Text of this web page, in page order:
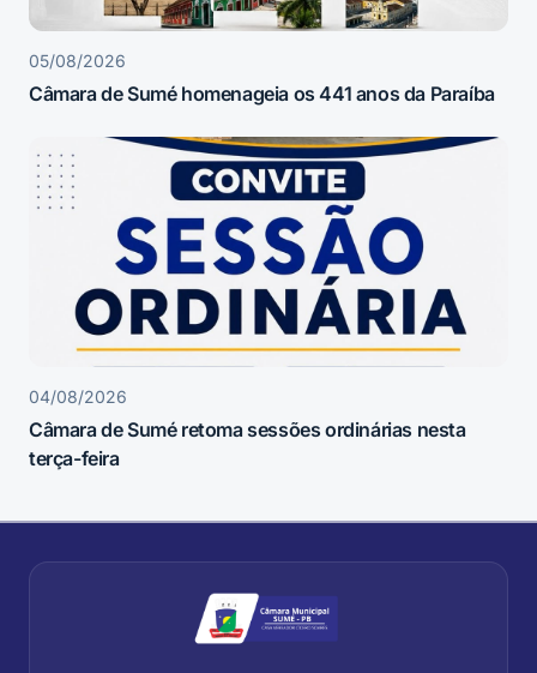
05/08/2026
Câmara de Sumé homenageia os 441 anos da Paraíba
04/08/2026
Câmara de Sumé retoma sessões ordinárias nesta
terça-feira